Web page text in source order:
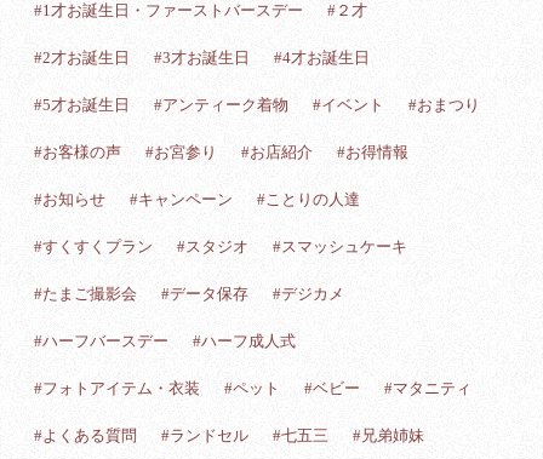
#1才お誕生日・ファーストバースデー #２才
#2才お誕生日 #3才お誕生日 #4才お誕生日
#5才お誕生日 #アンティーク着物 #イベント #おまつり
#お客様の声 #お宮参り #お店紹介 #お得情報
#お知らせ #キャンペーン #ことりの人達
#すくすくプラン #スタジオ #スマッシュケーキ
#たまご撮影会 #データ保存 #デジカメ
#ハーフバースデー #ハーフ成人式
#フォトアイテム・衣装 #ペット #ベビー #マタニティ
#よくある質問 #ランドセル #七五三 #兄弟姉妹